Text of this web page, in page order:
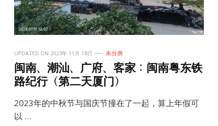
UPDATED ON 2023年 11月 18日 未分类
闽南、潮汕、广府、客家：闽南粤东铁
路纪行（第二天厦门）
2023年的中秋节与国庆节撞在了一起，算上年假可
以 …